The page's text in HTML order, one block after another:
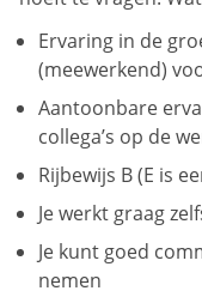
Ervaring in de
(meewerkend)
Aantoonbare
collega’s op de
Rijbewijs B (E is
Je werkt graag
Je kunt goed
nemen